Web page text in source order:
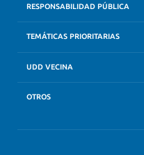
RESPONSABILIDAD PÚBLICA
TEMÁTICAS PRIORITARIAS
UDD VECINA
OTROS